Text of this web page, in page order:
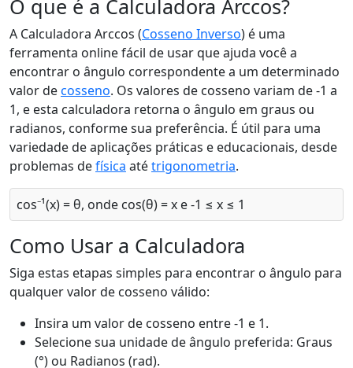
O que é a Calculadora Arccos?
A Calculadora Arccos (Cosseno Inverso) é uma
ferramenta online fácil de usar que ajuda você a
encontrar o ângulo correspondente a um determinado
valor decosseno. Os valores de cosseno variam de -1 a
1, e esta calculadora retorna o ângulo em graus ou
radianos, conforme sua preferência. É útil para uma
variedade de aplicações práticas e educacionais, desde
problemas defísica atétrigonometria.
cos⁻¹(x) = θ, onde cos(θ) = x e -1 ≤ x ≤ 1
Como Usar a Calculadora
Siga estas etapas simples para encontrar o ângulo para
qualquer valor de cosseno válido:
Insira um valor de cosseno entre -1 e 1.
Selecione sua unidade de ângulo preferida: Graus
(°) ou Radianos (rad).